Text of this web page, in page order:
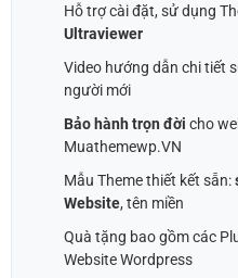
Hỗ trợ cài đặt, sử dụng
Ultraviewer
Video hướng dẫn chi tiết
người mới
Bảo hành trọn đời cho
Muathemewp.VN
Mẫu Theme thiết kết sẵn:
Website, tên miền
Quà tặng bao gồm các
Website Wordpress